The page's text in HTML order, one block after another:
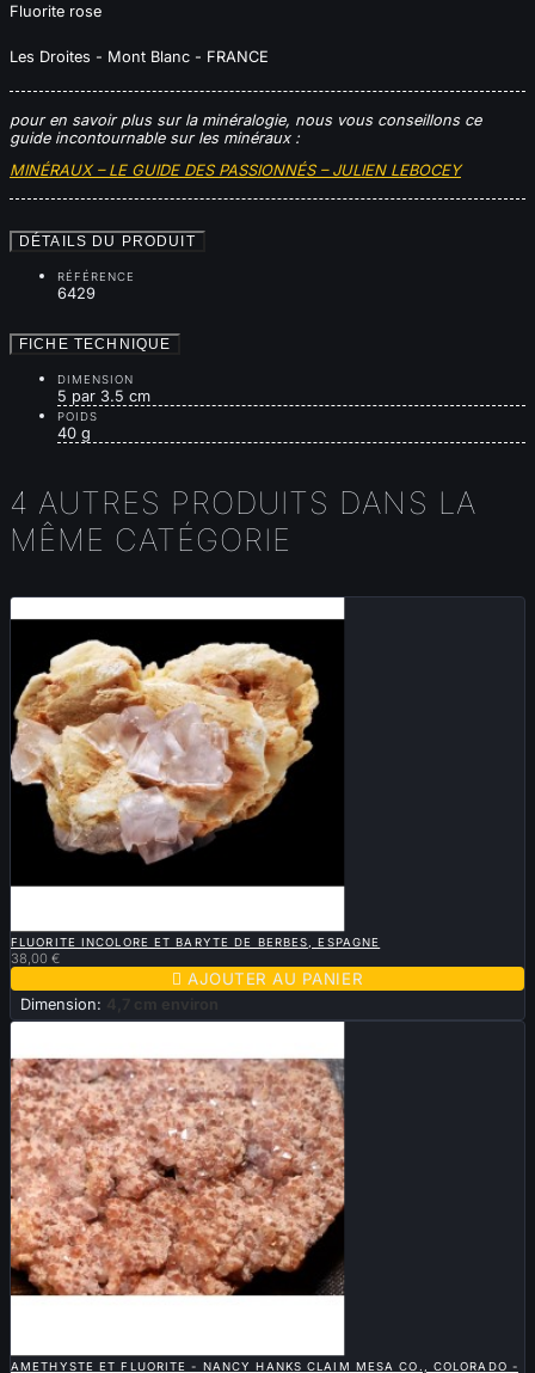
Fluorite rose
Les Droites - Mont Blanc - FRANCE
pour en savoir plus sur la minéralogie, nous vous conseillons ce
guide incontournable sur les minéraux :
MINÉRAUX – LE GUIDE DES PASSIONNÉS – JULIEN LEBOCEY
DÉTAILS DU PRODUIT
RÉFÉRENCE
6429
FICHE TECHNIQUE
DIMENSION
5 par 3.5 cm
POIDS
40 g
4 AUTRES PRODUITS DANS LA
MÊME CATÉGORIE
FLUORITE INCOLORE ET BARYTE DE BERBES, ESPAGNE
38,00 €
 AJOUTER AU PANIER
Dimension: 4,7 cm environ
AMETHYSTE ET FLUORITE - NANCY HANKS CLAIM MESA CO., COLORADO -